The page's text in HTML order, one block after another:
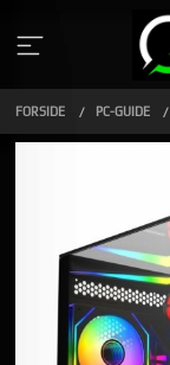
innholdet
FORSIDE PC-GUIDE